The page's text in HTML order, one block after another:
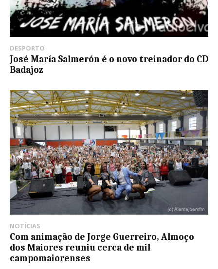
DESPORTO
José María Salmerón é o novo treinador do CD
Badajoz
NOTÍCIAS
Com animação de Jorge Guerreiro, Almoço
dos Maiores reuniu cerca de mil
campomaiorenses